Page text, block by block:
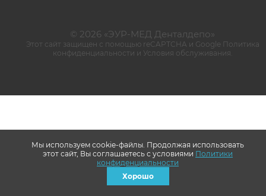
© 2026 «ЭУР-МЕД Денталдепо»
Этот сайт защищен с помощью reCAPTCHA и Google Политика
конфиденциальности и Условия обслуживания
Мы используем cookie-файлы. Продолжая использовать
этот сайт, Вы соглашаетесь с условиями Политики
конфиденциальности
Хорошо